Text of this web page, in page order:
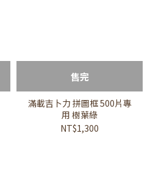
售完
滿載吉卜力 拼圖框 500片專
用 樹葉綠
NT$1,300